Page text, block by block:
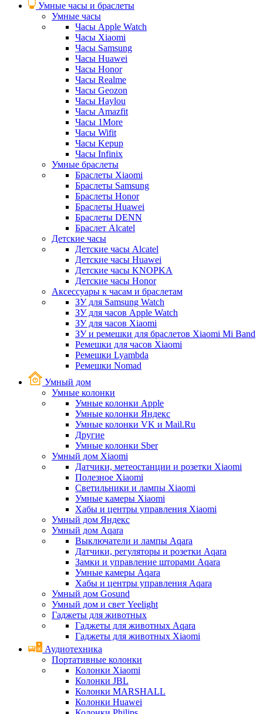
Умные часы и браслеты
Умные часы
Часы Apple Watch
Часы Xiaomi
Часы Samsung
Часы Huawei
Часы Honor
Часы Realme
Часы Geozon
Часы Haylou
Часы Amazfit
Часы 1More
Часы Wifit
Часы Kepup
Часы Infinix
Умные браслеты
Браслеты Xiaomi
Браслеты Samsung
Браслеты Honor
Браслеты Huawei
Браслеты DENN
Браслет Alcatel
Детские часы
Детские часы Alcatel
Детские часы Huawei
Детские часы KNOPKA
Детские часы Honor
Аксессуары к часам и браслетам
ЗУ для Samsung Watch
ЗУ для часов Apple Watch
ЗУ для часов Xiaomi
ЗУ и ремешки для браслетов Xiaomi Mi Band
Ремешки для часов Xiaomi
Ремешки Lyambda
Ремешки Nomad
Умный дом
Умные колонки
Умные колонки Apple
Умные колонки Яндекс
Умные колонки VK и Mail.Ru
Другие
Умные колонки Sber
Умный дом Xiaomi
Датчики, метеостанции и розетки Xiaomi
Полезное Xiaomi
Светильники и лампы Xiaomi
Умные камеры Xiaomi
Хабы и центры управления Xiaomi
Умный дом Яндекс
Умный дом Aqara
Выключатели и лампы Aqara
Датчики, регуляторы и розетки Aqara
Замки и управление шторами Aqara
Умные камеры Aqara
Хабы и центры управления Aqara
Умный дом Gosund
Умный дом и свет Yeelight
Гаджеты для животных
Гаджеты для животных Aqara
Гаджеты для животных Xiaomi
Аудиотехника
Портативные колонки
Колонки Xiaomi
Колонки JBL
Колонки MARSHALL
Колонки Huawei